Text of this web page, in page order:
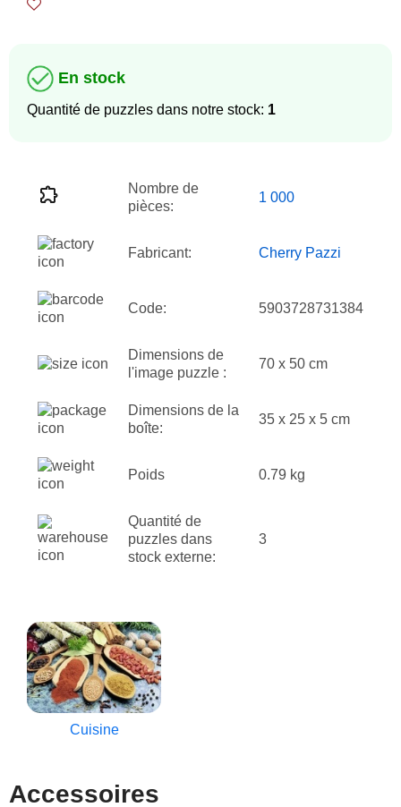
En stock
Quantité de puzzles dans notre stock: 1
Nombre de
pièces:
1 000
Fabricant: Cherry Pazzi
Code: 5903728731384
Dimensions de
l'image puzzle :
70 x 50 cm
Dimensions de la
boîte:
35 x 25 x 5 cm
Poids 0.79 kg
Quantité de
puzzles dans
stock externe:
3
Cuisine
Accessoires